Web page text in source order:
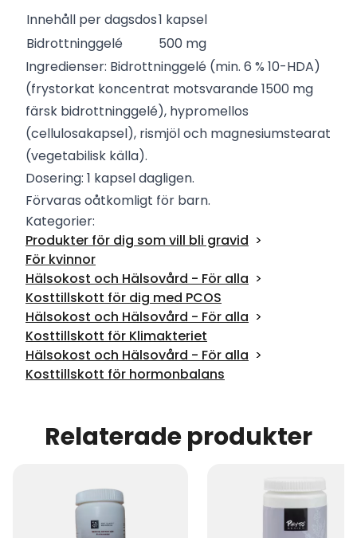
Innehåll per dagsdos1 kapsel
Bidrottninggelé
500 mg
Ingredienser: Bidrottninggelé (min. 6 % 10-HDA)
(frystorkat koncentrat motsvarande 1500 mg
färsk bidrottninggelé), hypromellos
(cellulosakapsel), rismjöl och magnesiumstearat
(vegetabilisk källa).
Dosering: 1 kapsel dagligen.
Förvaras oåtkomligt för barn.
Kategorier:
Produkter för dig som vill bli gravid
För kvinnor
Hälsokost och Hälsovård - För alla
Kosttillskott för dig med PCOS
Hälsokost och Hälsovård - För alla
Kosttillskott för Klimakteriet
Hälsokost och Hälsovård - För alla
Kosttillskott för hormonbalans
Relaterade produkter